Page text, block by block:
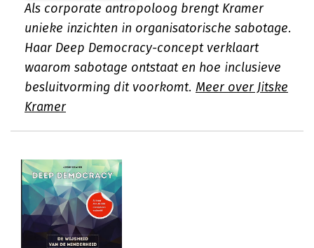
Als corporate antropoloog brengt Kramer
unieke inzichten in organisatorische sabotage.
Haar Deep Democracy-concept verklaart
waarom sabotage ontstaat en hoe inclusieve
besluitvorming dit voorkomt. Meer over Jitske
Kramer